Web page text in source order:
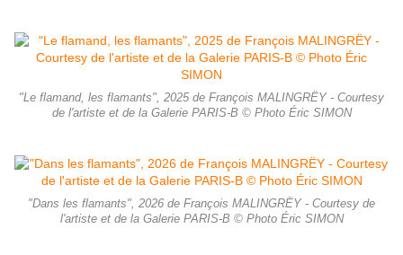
"Le flamand, les flamants", 2025 de François MALINGRËY - Courtesy
de l'artiste et de la Galerie PARIS-B © Photo Éric SIMON
"Dans les flamants", 2026 de François MALINGRËY - Courtesy de
l'artiste et de la Galerie PARIS-B © Photo Éric SIMON